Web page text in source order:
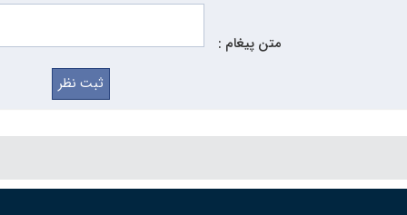
متن پیغام :